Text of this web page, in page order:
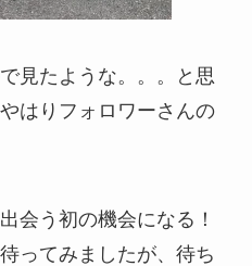
見たような。。。と思
はりフォロワーさんの
会う初の機会になる！
ってみましたが、待ち